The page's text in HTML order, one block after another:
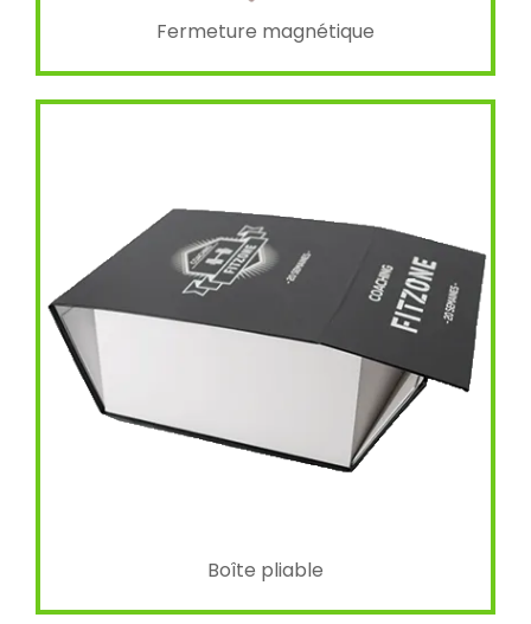
Fermeture magnétique
Boîte pliable